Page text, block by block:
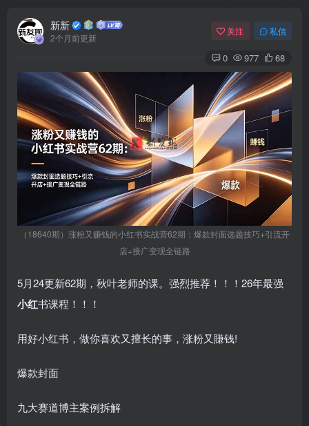
新新
2个月前更新
关注 私信
0 977 68
（18640期）涨粉又赚钱的小红书实战营62期：爆款封面选题技巧+引流开
店+接广变现全链路
5月24更新62期，秋叶老师的课。强烈推荐！！！26年最强
小红书课程！！！
用好小红书，做你喜欢又擅长的事，涨粉又賺钱!
爆款封面
九大赛道博主案例拆解